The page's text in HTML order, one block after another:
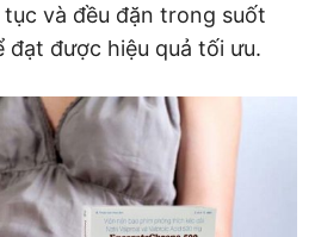
và đều đặn trong suốt
đạt được hiệu quả tối ưu.